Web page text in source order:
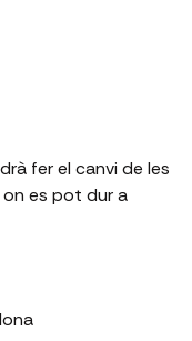
fer el canvi de les
es pot dur a